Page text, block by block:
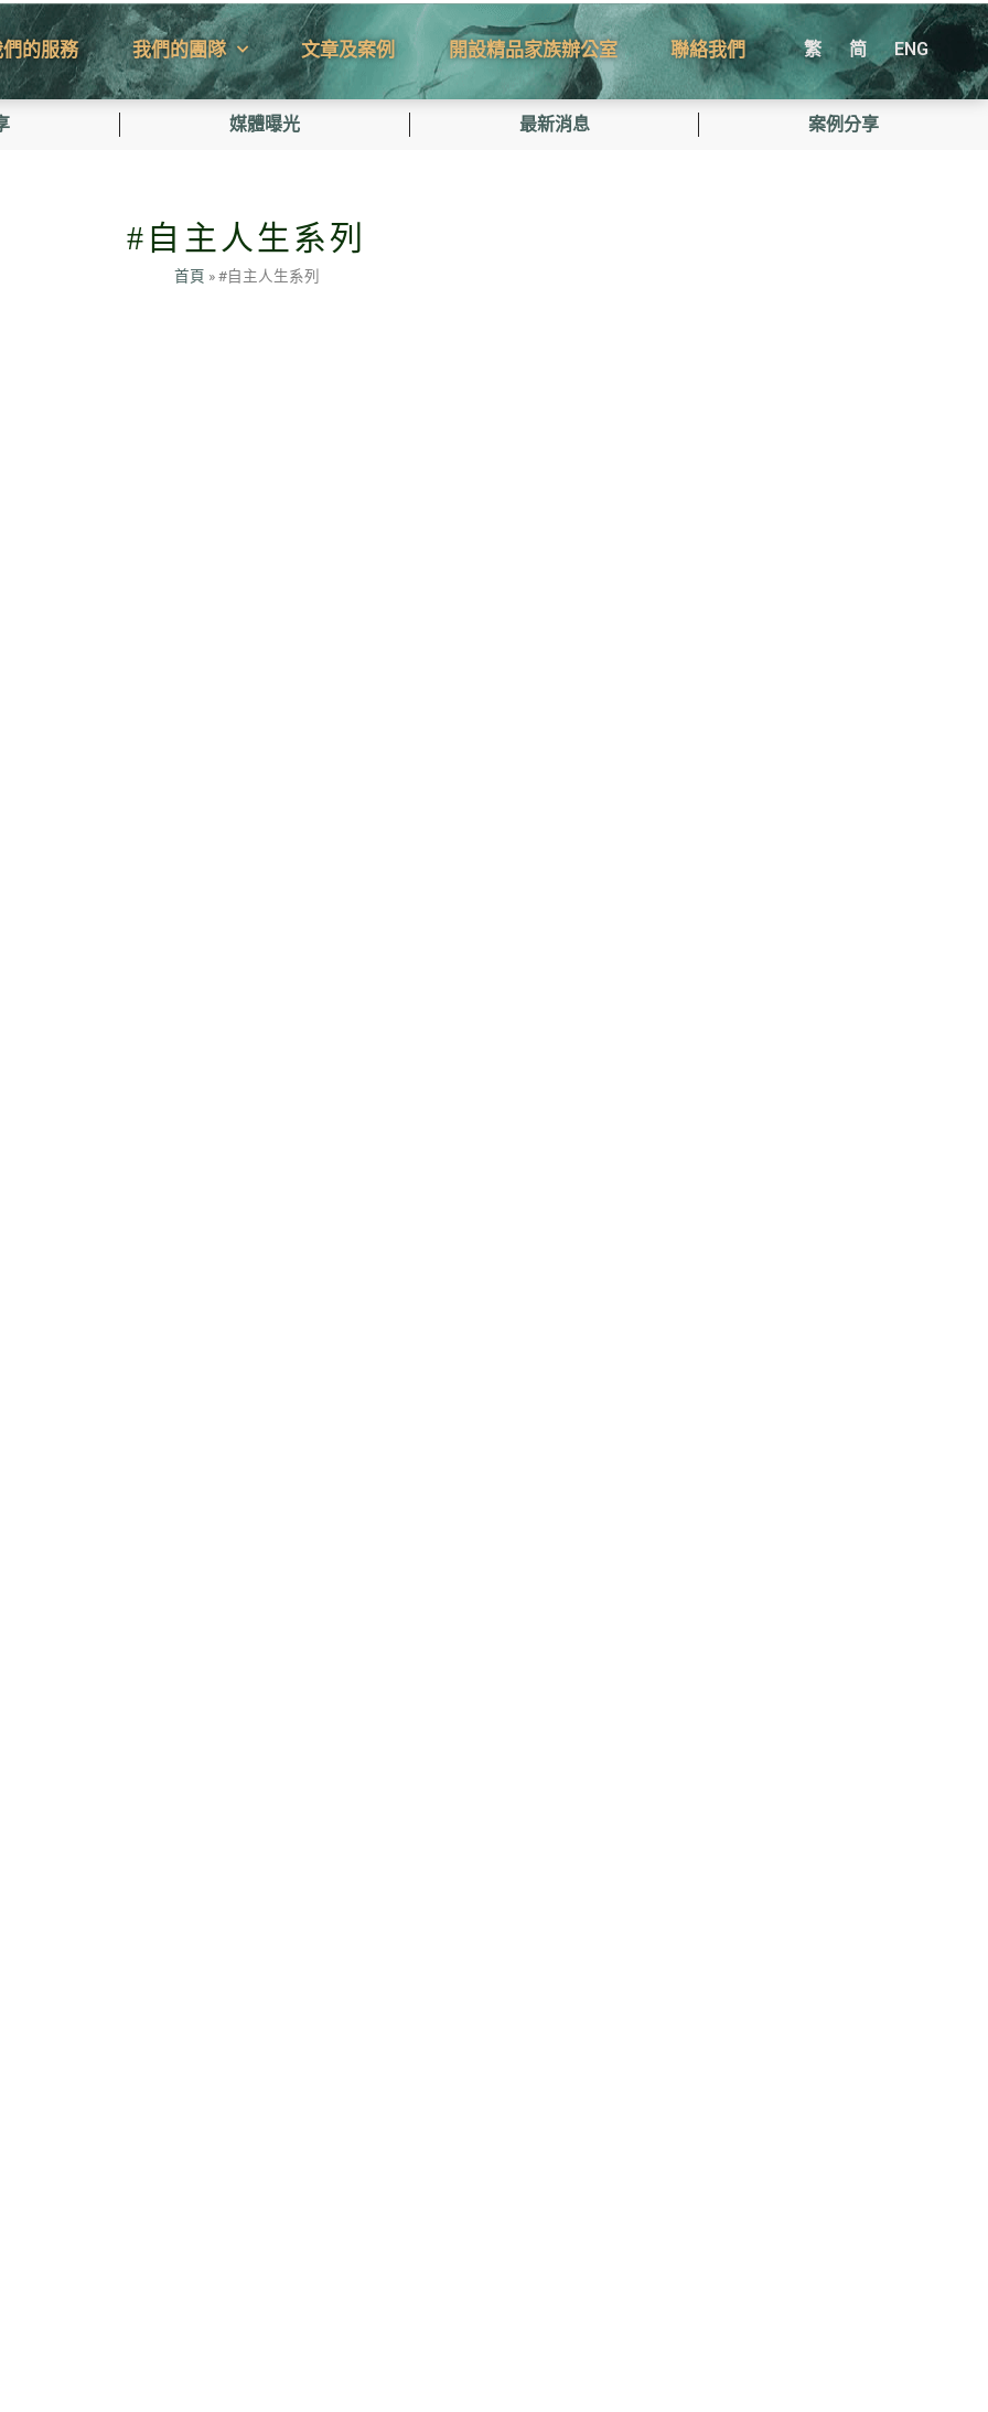
們的服務 我們的團隊 文章及案例 開設精品家族辦公室 聯絡我們 繁 简 ENG
媒體曝光 最新消息 案例分享
#自主人生系列
首頁 »#自主人生系列